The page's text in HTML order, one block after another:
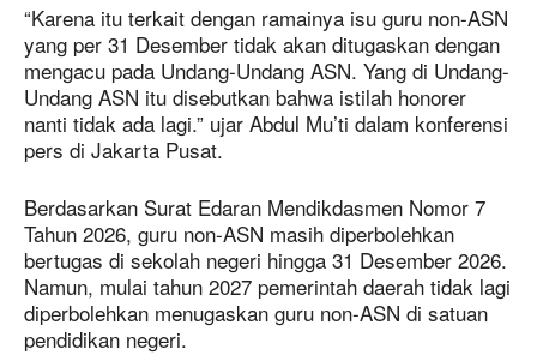
“Karena itu terkait dengan ramainya isu guru non-ASN
yang per 31 Desember tidak akan ditugaskan dengan
mengacu pada Undang-Undang ASN. Yang di Undang-
Undang ASN itu disebutkan bahwa istilah honorer
nanti tidak ada lagi.” ujar Abdul Mu’ti dalam konferensi
pers di Jakarta Pusat.
Berdasarkan Surat Edaran Mendikdasmen Nomor 7
Tahun 2026, guru non-ASN masih diperbolehkan
bertugas di sekolah negeri hingga 31 Desember 2026.
Namun, mulai tahun 2027 pemerintah daerah tidak lagi
diperbolehkan menugaskan guru non-ASN di satuan
pendidikan negeri.